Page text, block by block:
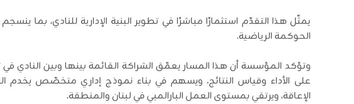
يمثّل هذا التقدّم استثمارًا مباشرًا في تطوير البنية الإدارية للنادي، بما
الحوكمة الرياضية.
وتؤكد المؤسسة أن هذا المسار يعمّق الشراكة القائمة بينها وبين النادي في
على الأداء وقياس النتائج، ويسهم في بناء نموذج إداري متخصّص يخدم
الإعاقة، ويرتقي بمستوى العمل البارالمبي في لبنان والمنطقة.